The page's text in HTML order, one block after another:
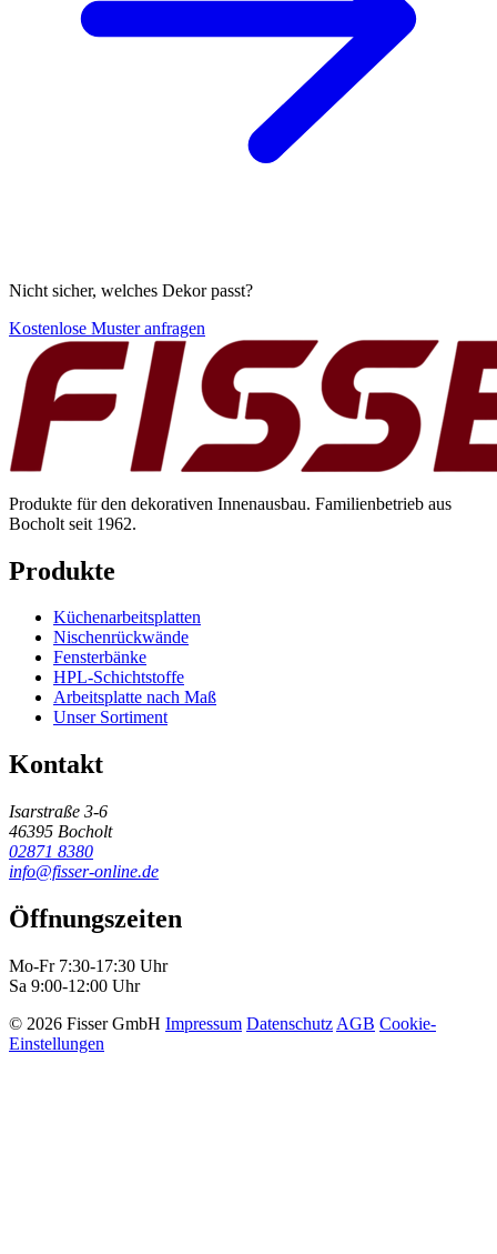
Nicht sicher, welches Dekor passt?
Kostenlose Muster anfragen
Produkte für den dekorativen Innenausbau. Familienbetrieb aus
Bocholt seit 1962.
Produkte
Küchenarbeitsplatten
Nischenrückwände
Fensterbänke
HPL-Schichtstoffe
Arbeitsplatte nach Maß
Unser Sortiment
Kontakt
Isarstraße 3-6
46395 Bocholt
02871 8380
info@fisser-online.de
Öffnungszeiten
Mo-Fr 7:30-17:30 Uhr
Sa 9:00-12:00 Uhr
© 2026 Fisser GmbH Impressum Datenschutz AGB Cookie-
Einstellungen